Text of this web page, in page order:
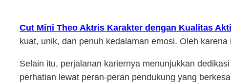
Cut Mini Theo Aktris Karakter dengan Kualitas
kuat, unik, dan penuh kedalaman emosi. Oleh
Selain itu, perjalanan kariernya menunjukkan
perhatian lewat peran-peran pendukung yang